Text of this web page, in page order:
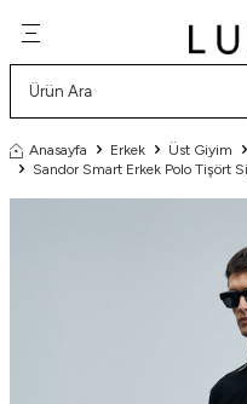
Anasayfa Erkek Üst Giyim
Sandor Smart Erkek Polo Tişört